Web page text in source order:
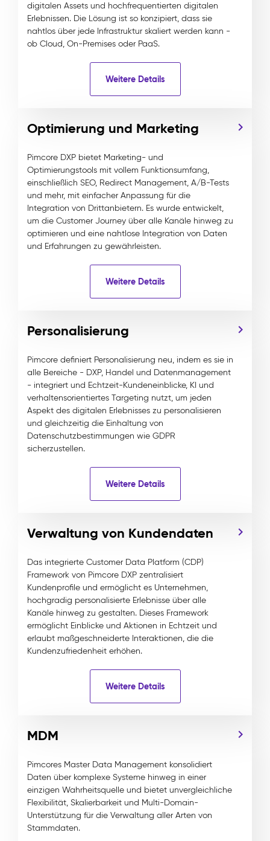
digitalen Assets und hochfrequentierten digitalen
Erlebnissen. Die Lösung ist so konzipiert, dass sie
nahtlos über jede Infrastruktur skaliert werden kann -
ob Cloud, On-Premises oder PaaS.
Weitere Details
Optimierung und Marketing
Pimcore DXP bietet Marketing- und
Optimierungstools mit vollem Funktionsumfang,
einschließlich SEO, Redirect Management, A/B-Tests
und mehr, mit einfacher Anpassung für die
Integration von Drittanbietern. Es wurde entwickelt,
um die Customer Journey über alle Kanäle hinweg zu
optimieren und eine nahtlose Integration von Daten
und Erfahrungen zu gewährleisten.
Weitere Details
Personalisierung
Pimcore definiert Personalisierung neu, indem es sie in
alle Bereiche - DXP, Handel und Datenmanagement
- integriert und Echtzeit-Kundeneinblicke, KI und
verhaltensorientiertes Targeting nutzt, um jeden
Aspekt des digitalen Erlebnisses zu personalisieren
und gleichzeitig die Einhaltung von
Datenschutzbestimmungen wie GDPR
sicherzustellen.
Weitere Details
Verwaltung von Kundendaten
Das integrierte Customer Data Platform (CDP)
Framework von Pimcore DXP zentralisiert
Kundenprofile und ermöglicht es Unternehmen,
hochgradig personalisierte Erlebnisse über alle
Kanäle hinweg zu gestalten. Dieses Framework
ermöglicht Einblicke und Aktionen in Echtzeit und
erlaubt maßgeschneiderte Interaktionen, die die
Kundenzufriedenheit erhöhen.
Weitere Details
MDM
Pimcores Master Data Management konsolidiert
Daten über komplexe Systeme hinweg in einer
einzigen Wahrheitsquelle und bietet unvergleichliche
Flexibilität, Skalierbarkeit und Multi-Domain-
Unterstützung für die Verwaltung aller Arten von
Stammdaten.